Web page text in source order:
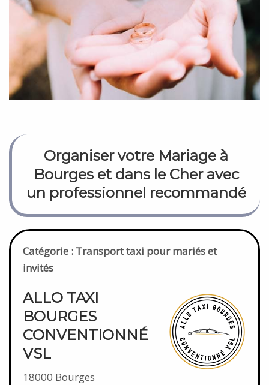
Organiser votre Mariage à
Bourges et dans le Cher avec
un professionnel recommandé
Catégorie : Transport taxi pour mariés et
invités
ALLO TAXI
BOURGES
CONVENTIONNÉ
VSL
18000 Bourges